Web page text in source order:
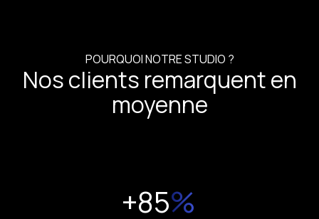
POURQUOI NOTRE STUDIO ?
Nos clients remarquent en
moyenne
+85%